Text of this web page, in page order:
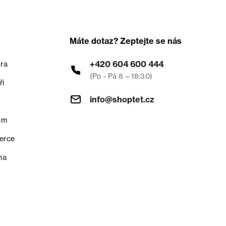
Máte dotaz? Zeptejte se nás
+420 604 600 444
(Po - Pá 8 – 18:30)
info@shoptet.cz